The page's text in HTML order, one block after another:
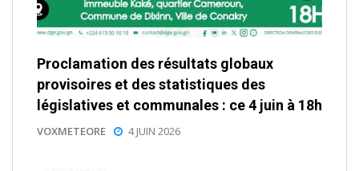
Proclamation des résultats globaux
provisoires et des statistiques des
législatives et communales : ce 4 juin à 18h
VOXMETEORE 4 JUIN 2026